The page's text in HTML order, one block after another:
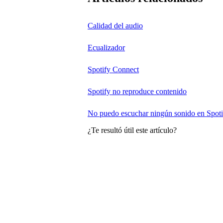
Calidad del audio
Ecualizador
Spotify Connect
Spotify no reproduce contenido
No puedo escuchar ningún sonido en
¿Te resultó útil este artículo?